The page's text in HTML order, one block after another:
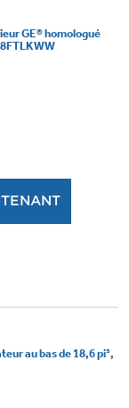
GE® homologué
au bas de 18,6 pi³,